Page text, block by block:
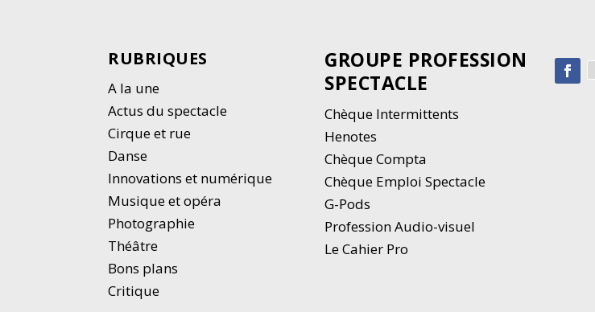
RUBRIQUES
A la une
Actus du spectacle
Cirque et rue
Danse
Innovations et numérique
Musique et opéra
Photographie
Théâtre
Bons plans
Critique
GROUPE PROFESSION
SPECTACLE
Chèque Intermittents
Henotes
Chèque Compta
Chèque Emploi Spectacle
G-Pods
Profession Audio-visuel
Le Cahier Pro